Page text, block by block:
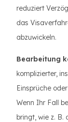
reduziert
das
abzuwickeln.
Bearbeitung
komplizierter,
Einsprüche
Wenn Ihr Fall
bringt, wie z. B.